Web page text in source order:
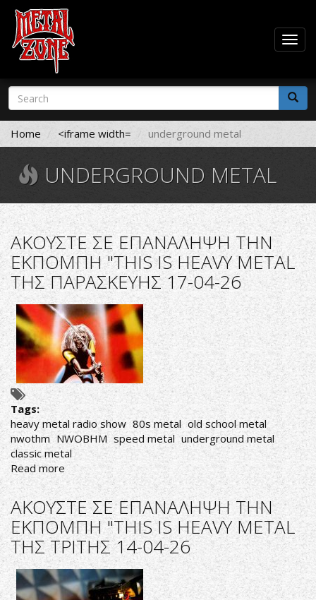
Skip
main
content
Search
form
Search
Home <iframe width= underground metal
UNDERGROUND METAL
ΑΚΟΥΣΤΕ ΣΕ ΕΠΑΝΑΛΗΨΗ ΤΗΝ
ΕΚΠΟΜΠΗ "THIS IS HEAVY METAL
ΤΗΣ ΠΑΡΑΣΚΕΥΗΣ 17-04-26
Tags:
heavy metal radio show 80s metal old school metal
nwothm NWOBHM speed metal underground metal
classic metal
Read more about
ΑΚΟΥΣΤΕ
ΣΕ
ΕΠΑΝΑΛΗΨΗ
ΤΗΝ
ΕΚΠΟΜΠΗ
"THIS
IS
HEAVY
ΑΚΟΥΣΤΕ ΣΕ ΕΠΑΝΑΛΗΨΗ ΤΗΝ
ΕΚΠΟΜΠΗ "THIS IS HEAVY METAL
ΤΗΣ ΤΡΙΤΗΣ 14-04-26